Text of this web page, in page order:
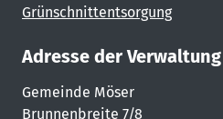
Grünschnittentsorgung
Adresse der Verwaltung
Gemeinde Möser
Brunnenbreite 7/8